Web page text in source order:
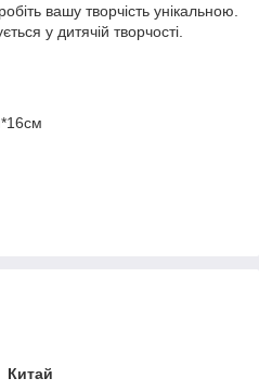
вашу творчість унікальною.
у дитячій творчості.
Китай